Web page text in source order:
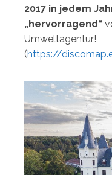
2017 in jedem
„hervorragend“
Umweltagentur!
(https://